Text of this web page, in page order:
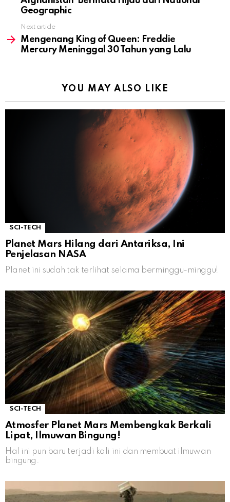
Geographic
Next article
Mengenang King of Queen: Freddie
Mercury Meninggal 30 Tahun yang Lalu
YOU MAY ALSO LIKE
SCI-TECH
Planet Mars Hilang dari Antariksa, Ini
Penjelasan NASA
Planet ini sudah tak terlihat selama berminggu-minggu!
SCI-TECH
Atmosfer Planet Mars Membengkak Berkali
Lipat, Ilmuwan Bingung!
Hal ini pun baru terjadi kali ini dan membuat ilmuwan
bingung.